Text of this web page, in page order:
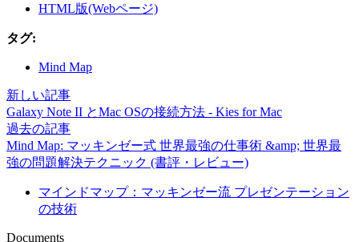
HTML版(Webページ)
タグ:
Mind Map
新しい記事
Galaxy Note II とMac OSの接続方法 - Kies for Mac
過去の記事
Mind Map: マッキンゼー式 世界最強の仕事術 &amp; 世界最
強の問題解決テクニック (書評・レビュー)
マインドマップ：マッキンゼー流 プレゼンテーション
の技術
Documents